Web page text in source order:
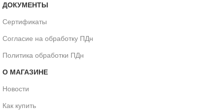
ДОКУМЕНТЫ
Сертификаты
Согласие на обработку ПДн
Политика обработки ПДн
О МАГАЗИНЕ
Новости
Как купить